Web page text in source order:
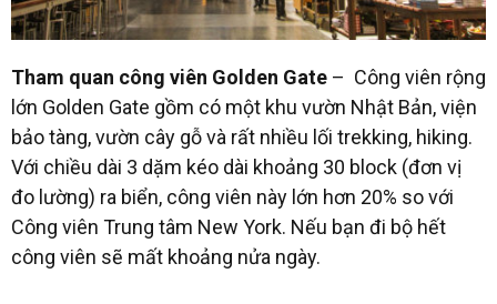
Tham quan công viên Golden Gate – Công viên rộng
lớn Golden Gate gồm có một khu vườn Nhật Bản, viện
bảo tàng, vườn cây gỗ và rất nhiều lối trekking, hiking.
Với chiều dài 3 dặm kéo dài khoảng 30 block (đơn vị
đo lường) ra biển, công viên này lớn hơn 20% so với
Công viên Trung tâm New York. Nếu bạn đi bộ hết
công viên sẽ mất khoảng nửa ngày.